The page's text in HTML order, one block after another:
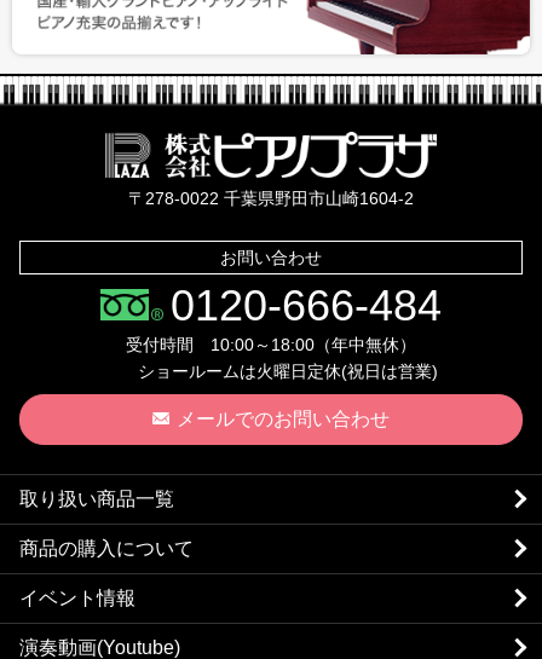
〒278-0022 千葉県野田市山崎1604-2
お問い合わせ
0120-666-484
受付時間 10:00～18:00（年中無休）
ショールームは火曜日定休(祝日は営業)
メールでのお問い合わせ
取り扱い商品一覧
商品の購入について
イベント情報
演奏動画(Youtube)